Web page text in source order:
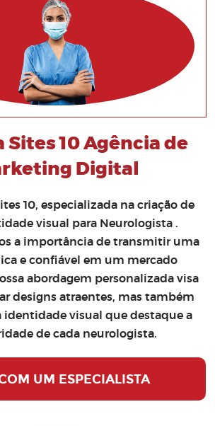
Sites 10 Agência de
Digital
10, especializada nacriação de
visual para Neurologista .
a importância de transmitir uma
e confiável em um mercado
abordagem personalizada visa
designs atraentes, mas também
visual que destaque a
de cada neurologista.
UM ESPECIALISTA